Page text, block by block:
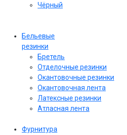
Чёрный
Бельевые
резинки
Бретель
Отделочные резинки
Окантовочные резинки
Окантовочная лента
Латексные резинки
Атласная лента
Фурнитура